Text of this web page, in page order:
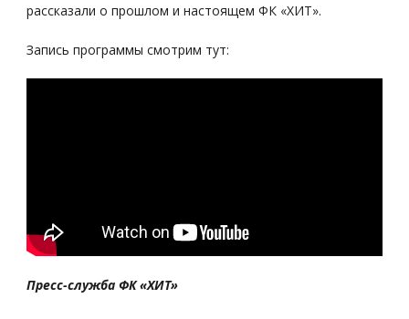
рассказали о прошлом и настоящем ФК «ХИТ».
Запись программы смотрим тут:
Пресс-служба ФК «ХИТ»